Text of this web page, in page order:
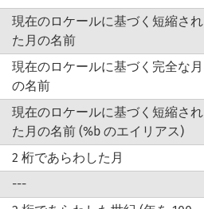
現在のロケールに基づく短縮され
た月の名前
現在のロケールに基づく完全な月
の名前
現在のロケールに基づく短縮され
た月の名前 (%b のエイリアス)
2 桁であらわした月
---